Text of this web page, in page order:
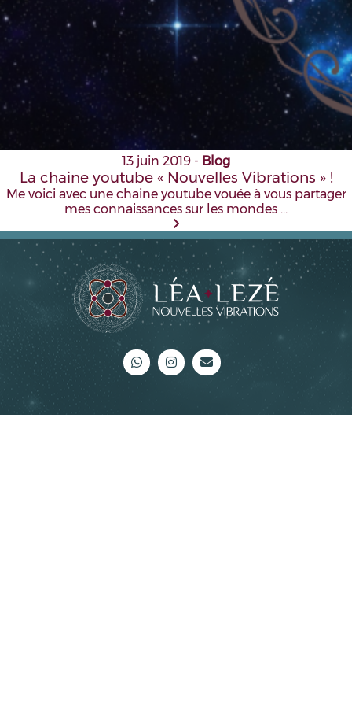
13 juin 2019 - Blog
La chaine youtube « Nouvelles Vibrations » !
Me voici avec une chaine youtube vouée à vous partager
mes connaissances sur les mondes …